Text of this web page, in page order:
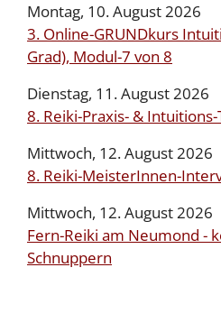
Montag, 10. August 2026
3. Online-GRUNDkurs
Grad), Modul-7 von 8
Dienstag, 11. August 2026
8. Reiki-Praxis- &
Mittwoch, 12. August 2026
8. Reiki-MeisterInnen-
Mittwoch, 12. August 2026
Fern-Reiki am Neumond -
Schnuppern